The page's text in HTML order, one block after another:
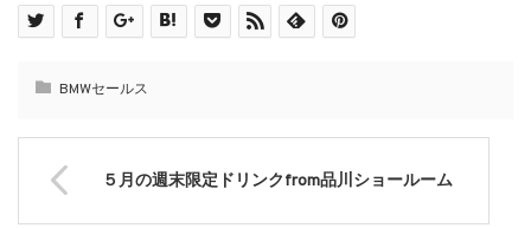
BMWセールス
５月の週末限定ドリンクfrom品川ショールーム